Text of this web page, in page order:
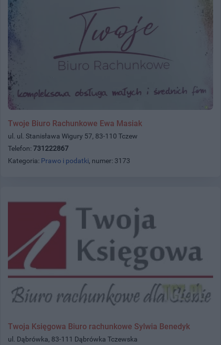
Twoje Biuro Rachunkowe Ewa Masiak
ul. ul. Stanisława Wigury 57, 83-110 Tczew
Telefon: 731222867
Kategoria: Prawo i podatki, numer: 3173
Twoja Księgowa Biuro rachunkowe Sylwia Benedyk
ul. Dąbrówka, 83-111 Dąbrówka Tczewska